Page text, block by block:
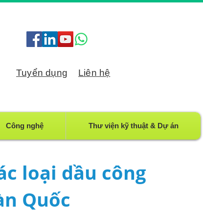
Tuyển dụng Liên hệ
Công nghệ Thư viện kỹ thuật & Dự án
loại dầu công
Quốc